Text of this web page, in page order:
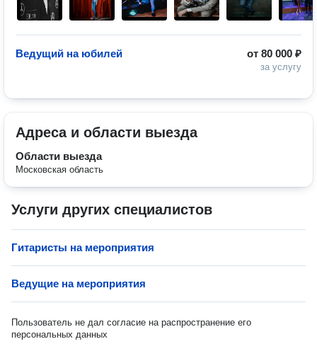
от 80 000 ₽
за услугу
Ведущий на юбилей
Адреса и области выезда
Области выезда
Московская область
Услуги других специалистов
Гитаристы на мероприятия
Ведущие на мероприятия
Пользователь не дал согласие на распространение его
персональных данных